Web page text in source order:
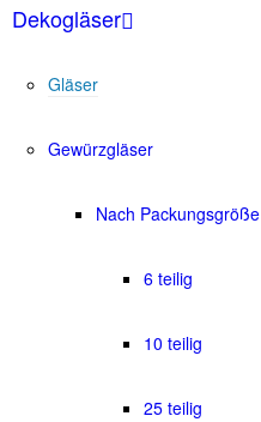
Dekogläser
Gläser
Gewürzgläser
Nach Packungsgröße
6 teilig
10 teilig
25 teilig